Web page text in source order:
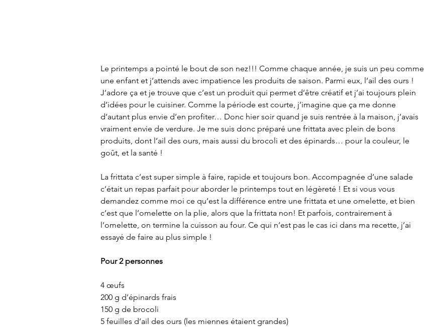
Le printemps a pointé le bout de son nez!!! Comme chaque année, je suis un peu comme
une enfant et j’attends avec impatience les produits de saison. Parmi eux, l’ail des ours !
J’adore ça et je trouve que c’est un produit qui permet d’être créatif et j’ai toujours plein
d’idées pour le cuisiner. Comme la période est courte, j’imagine que ça me donne
d’autant plus envie d’en profiter… Donc hier soir quand je suis rentrée à la maison, j’avais
vraiment envie de verdure. Je me suis donc préparé une frittata avec plein de bons
produits, dont l’ail des ours, mais aussi du brocoli et des épinards… pour la couleur, le
goût, et la santé !
La frittata c’est super simple à faire, rapide et toujours bon. Accompagnée d’une salade
c’était un repas parfait pour aborder le printemps tout en légèreté ! Et si vous vous
demandez comme moi ce qu’est la différence entre une frittata et une omelette, et bien
c’est que l’omelette on la plie, alors que la frittata non! Et parfois, contrairement à
l’omelette, on termine la cuisson au four. Ce qui n’est pas le cas ici dans ma recette, j’ai
essayé de faire au plus simple !
Pour 2 personnes
4 œufs
200 g d’épinards frais
150 g de brocoli
5 feuilles d’ail des ours (les miennes étaient grandes)